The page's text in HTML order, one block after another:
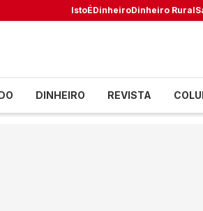
IstoÉDinheiroDinheiro Rural
DINHEIRO REVISTA